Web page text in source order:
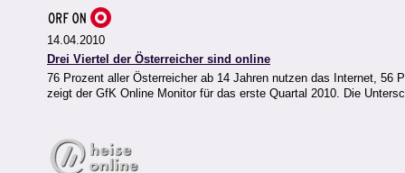
14.04.2010
Drei Viertel der Österreicher sind online
76 Prozent aller Österreicher ab 14 Jahren nutzen das Internet,
zeigt der GfK Online Monitor für das erste Quartal 2010. Die